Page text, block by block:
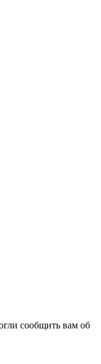
сообщить вам об